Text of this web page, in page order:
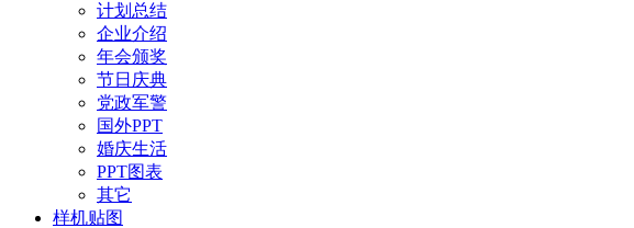
计划总结
企业介绍
年会颁奖
节日庆典
党政军警
国外PPT
婚庆生活
PPT图表
其它
样机贴图